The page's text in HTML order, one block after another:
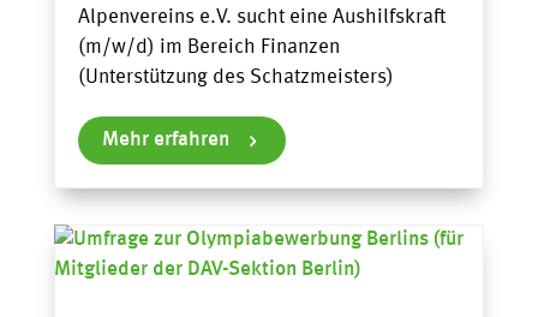
Alpenvereins e.V. sucht eine Aushilfskraft
(m/w/d) im Bereich Finanzen
(Unterstützung des Schatzmeisters)
Mehr erfahren